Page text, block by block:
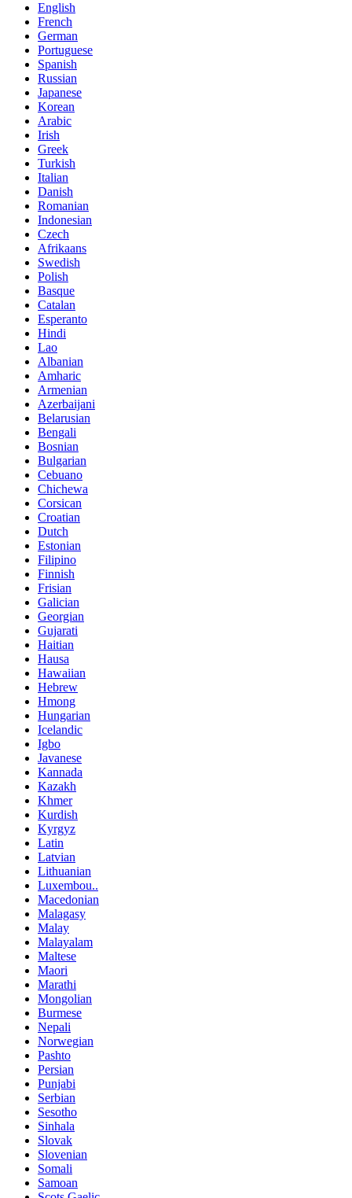
English
French
German
Portuguese
Spanish
Russian
Japanese
Korean
Arabic
Irish
Greek
Turkish
Italian
Danish
Romanian
Indonesian
Czech
Afrikaans
Swedish
Polish
Basque
Catalan
Esperanto
Hindi
Lao
Albanian
Amharic
Armenian
Azerbaijani
Belarusian
Bengali
Bosnian
Bulgarian
Cebuano
Chichewa
Corsican
Croatian
Dutch
Estonian
Filipino
Finnish
Frisian
Galician
Georgian
Gujarati
Haitian
Hausa
Hawaiian
Hebrew
Hmong
Hungarian
Icelandic
Igbo
Javanese
Kannada
Kazakh
Khmer
Kurdish
Kyrgyz
Latin
Latvian
Lithuanian
Luxembou..
Macedonian
Malagasy
Malay
Malayalam
Maltese
Maori
Marathi
Mongolian
Burmese
Nepali
Norwegian
Pashto
Persian
Punjabi
Serbian
Sesotho
Sinhala
Slovak
Slovenian
Somali
Samoan